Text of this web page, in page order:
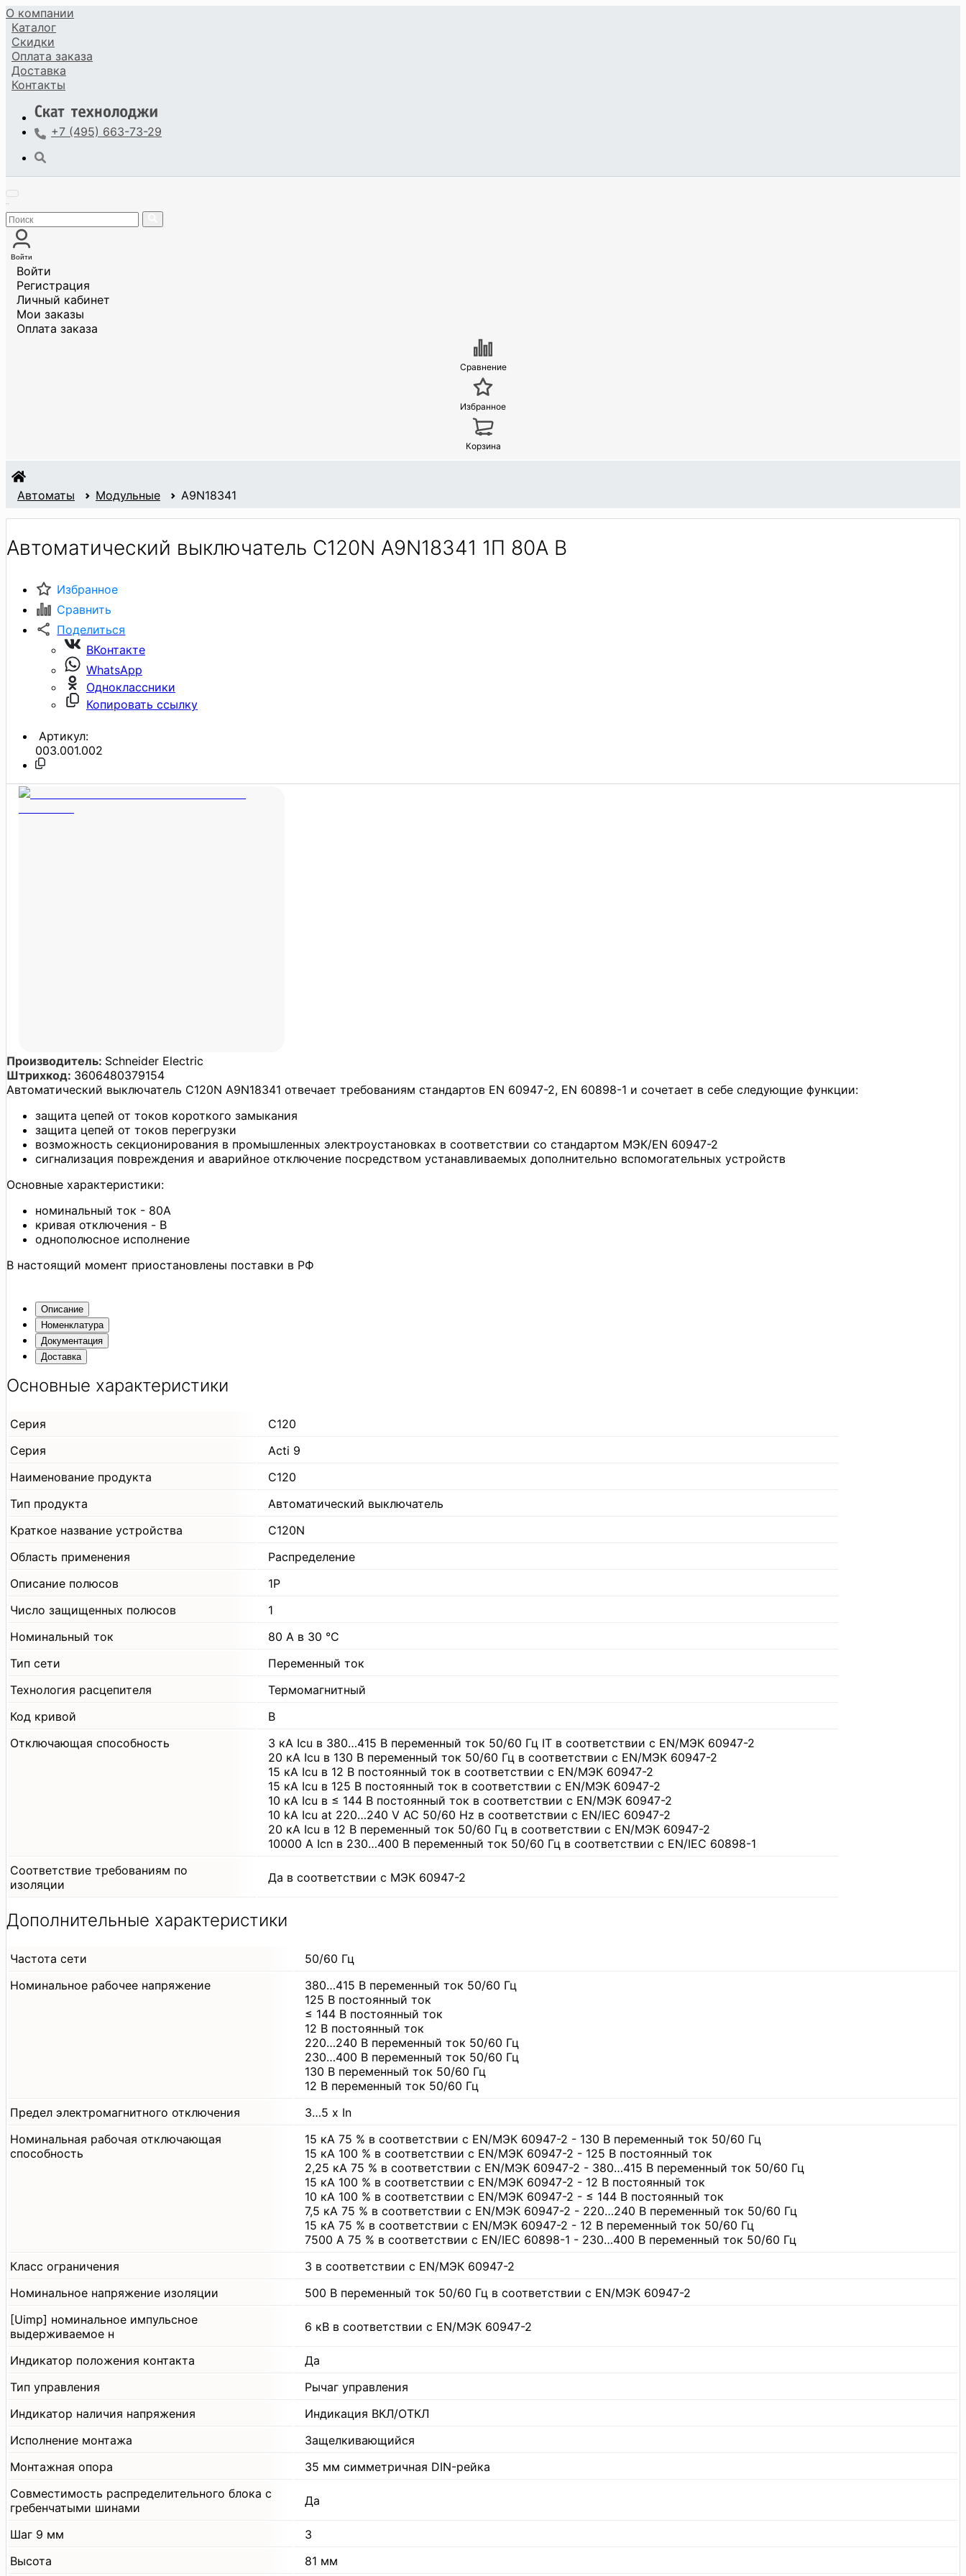
О компании
Каталог
Скидки
Оплата заказа
Доставка
Контакты
+7 (495) 663-73-29
Войти
Войти
Регистрация
Личный кабинет
Мои заказы
Оплата заказа
Сравнение
Избранное
Корзина
Автоматы Модульные A9N18341
Автоматический выключатель C120N A9N18341 1П 80A B
Избранное
Сравнить
Поделиться
ВКонтакте
WhatsApp
Одноклассники
Копировать ссылку
Артикул:
003.001.002
Производитель: Schneider Electric
Штрихкод: 3606480379154
Автоматический выключатель C120N A9N18341 отвечает требованиям стандартов EN 60947-2, EN 60898-1 и сочетает в себе следующие функции:
защита цепей от токов короткого замыкания
защита цепей от токов перегрузки
возможность секционирования в промышленных электроустановках в соответствии со стандартом МЭК/EN 60947-2
сигнализация повреждения и аварийное отключение посредством устанавливаемых дополнительно вспомогательных устройств
Основные характеристики:
номинальный ток - 80А
кривая отключения - B
однополюсное исполнение
В настоящий момент приостановлены поставки в РФ
Описание
Номенклатура
Документация
Доставка
Основные характеристики
Серия
C120
Серия
Acti 9
Наименование продукта
C120
Тип продукта
Автоматический выключатель
Краткое название устройства
C120N
Область применения
Распределение
Описание полюсов
1P
Число защищенных полюсов
1
Номинальный ток
80 А в 30 °C
Тип сети
Переменный ток
Технология расцепителя
Термомагнитный
Код кривой
B
Отключающая способность
3 кА Icu в 380…415 В переменный ток 50/60 Гц IT в соответствии с EN/МЭК 60947-2
20 кА Icu в 130 В переменный ток 50/60 Гц в соответствии с EN/МЭК 60947-2
15 кА Icu в 12 В постоянный ток в соответствии с EN/МЭК 60947-2
15 кА Icu в 125 В постоянный ток в соответствии с EN/МЭК 60947-2
10 кА Icu в ≤ 144 В постоянный ток в соответствии с EN/МЭК 60947-2
10 kA Icu at 220…240 V AC 50/60 Hz в соответствии с EN/IEC 60947-2
20 кА Icu в 12 В переменный ток 50/60 Гц в соответствии с EN/МЭК 60947-2
10000 А Icn в 230…400 В переменный ток 50/60 Гц в соответствии с EN/IEC 60898-1
Соответствие требованиям по
изоляции
Да в соответствии с МЭК 60947-2
Дополнительные характеристики
Частота сети
50/60 Гц
Номинальное рабочее напряжение
380…415 В переменный ток 50/60 Гц
125 В постоянный ток
≤ 144 В постоянный ток
12 В постоянный ток
220…240 В переменный ток 50/60 Гц
230…400 В переменный ток 50/60 Гц
130 В переменный ток 50/60 Гц
12 В переменный ток 50/60 Гц
Предел электромагнитного отключения
3…5 x In
Номинальная рабочая отключающая
способность
15 кА 75 % в соответствии с EN/МЭК 60947-2 - 130 В переменный ток 50/60 Гц
15 кА 100 % в соответствии с EN/МЭК 60947-2 - 125 В постоянный ток
2,25 кА 75 % в соответствии с EN/МЭК 60947-2 - 380…415 В переменный ток 50/60 Гц
15 кА 100 % в соответствии с EN/МЭК 60947-2 - 12 В постоянный ток
10 кА 100 % в соответствии с EN/МЭК 60947-2 - ≤ 144 В постоянный ток
7,5 кА 75 % в соответствии с EN/МЭК 60947-2 - 220…240 В переменный ток 50/60 Гц
15 кА 75 % в соответствии с EN/МЭК 60947-2 - 12 В переменный ток 50/60 Гц
7500 А 75 % в соответствии с EN/IEC 60898-1 - 230…400 В переменный ток 50/60 Гц
Класс ограничения
3 в соответствии с EN/МЭК 60947-2
Номинальное напряжение изоляции
500 В переменный ток 50/60 Гц в соответствии с EN/МЭК 60947-2
[Uimp] номинальное импульсное
выдерживаемое н
6 кВ в соответствии с EN/МЭК 60947-2
Индикатор положения контакта
Да
Тип управления
Рычаг управления
Индикатор наличия напряжения
Индикация ВКЛ/ОТКЛ
Исполнение монтажа
Защелкивающийся
Монтажная опора
35 мм симметричная DIN-рейка
Совместимость распределительного блока с
гребенчатыми шинами
Да
Шаг 9 мм
3
Высота
81 мм